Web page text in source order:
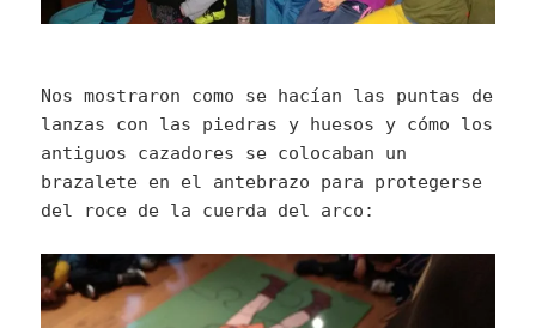
Nos mostraron como se hacían las puntas de
lanzas con las piedras y huesos y cómo los
antiguos cazadores se colocaban un
brazalete en el antebrazo para protegerse
del roce de la cuerda del arco: